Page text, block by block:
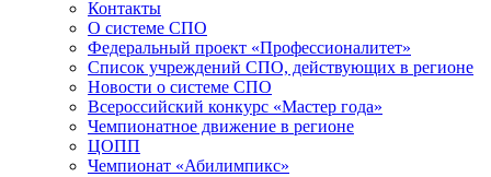
Контакты
О системе СПО
Федеральный проект «Профессионалитет»
Список учреждений СПО, действующих в регионе
Новости о системе СПО
Всероссийский конкурс «Мастер года»
Чемпионатное движение в регионе
ЦОПП
Чемпионат «Абилимпикс»